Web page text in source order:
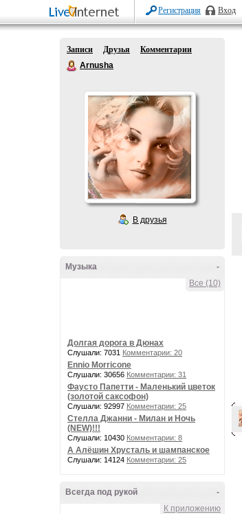
Регистрация Вход
Записи Друзья
Комментарии
Arnusha
В друзья
-
Музыка
Все (10)
Долгая дорога в Дюнах
Слушали: 7031 Комментарии: 20
Ennio Morricone
Слушали: 30656 Комментарии: 31
Фаусто Папетти - Маленький цветок
(золотой саксофон)
Слушали: 92997 Комментарии: 25
Стелла Джанни - Милан и Ночь
(NEW)!!!
Слушали: 10430 Комментарии: 8
А Алёшин Хрусталь и шампанское
Слушали: 14124 Комментарии: 25
-
Всегда под рукой
К приложению